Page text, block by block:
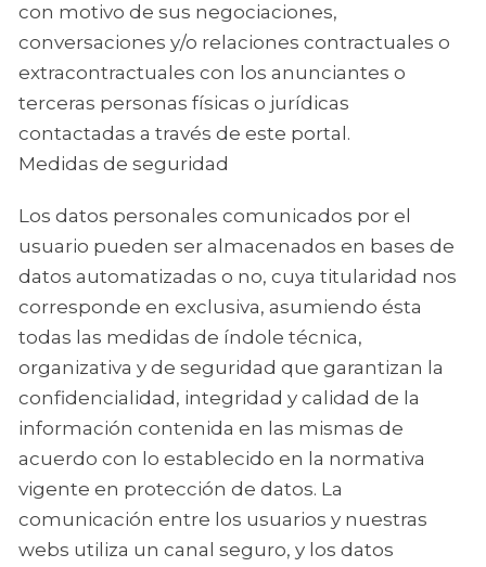
con motivo de sus negociaciones,
conversaciones y/o relaciones contractuales o
extracontractuales con los anunciantes o
terceras personas físicas o jurídicas
contactadas a través de este portal.
Medidas de seguridad
Los datos personales comunicados por el
usuario pueden ser almacenados en bases de
datos automatizadas o no, cuya titularidad nos
corresponde en exclusiva, asumiendo ésta
todas las medidas de índole técnica,
organizativa y de seguridad que garantizan la
confidencialidad, integridad y calidad de la
información contenida en las mismas de
acuerdo con lo establecido en la normativa
vigente en protección de datos. La
comunicación entre los usuarios y nuestras
webs utiliza un canal seguro, y los datos